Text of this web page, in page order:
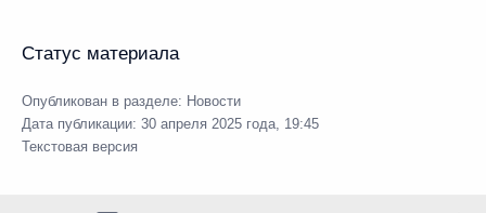
Статус материала
Опубликован в разделе: Новости
Дата публикации: 30 апреля 2025 года, 19:45
Текстовая версия